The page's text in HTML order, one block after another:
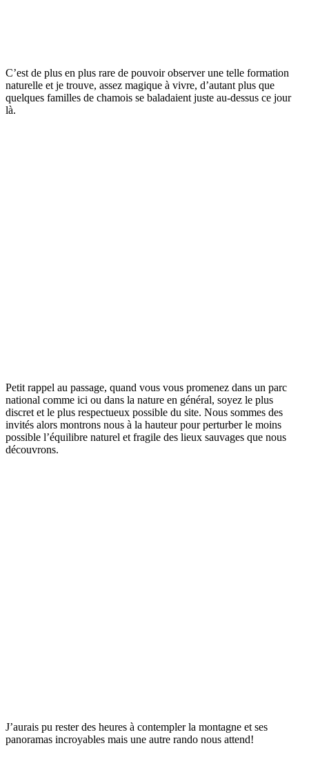
C’est de plus en plus rare de pouvoir observer une telle formation
naturelle et je trouve, assez magique à vivre, d’autant plus que
quelques familles de chamois se baladaient juste au-dessus ce jour
là.
Petit rappel au passage, quand vous vous promenez dans un parc
national comme ici ou dans la nature en général, soyez le plus
discret et le plus respectueux possible du site. Nous sommes des
invités alors montrons nous à la hauteur pour perturber le moins
possible l’équilibre naturel et fragile des lieux sauvages que nous
découvrons.
J’aurais pu rester des heures à contempler la montagne et ses
panoramas incroyables mais une autre rando nous attend!